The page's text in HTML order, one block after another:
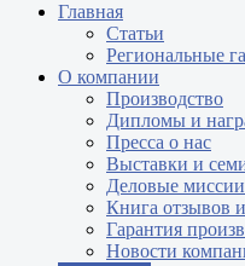
Главная
Статьи
Региональные
О компании
Производство
Дипломы и
Пресса о нас
Выставки и
Деловые
Книга отзывов
Гарантия
Новости